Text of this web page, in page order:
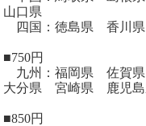
山口県
四国：徳島県 香川
■750円
九州：福岡県 佐賀
大分県 宮崎県 鹿児島
■850円